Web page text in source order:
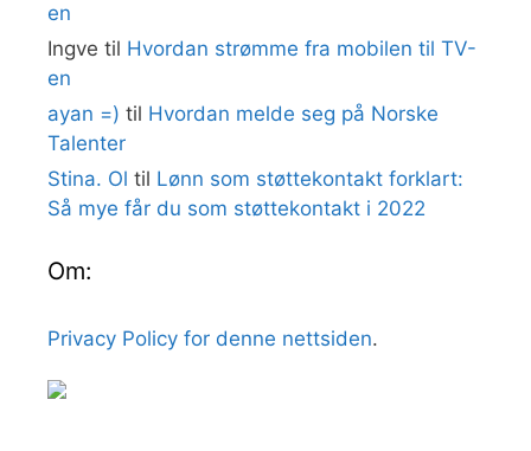
en
Ingve til Hvordan strømme fra mobilen til TV-
en
ayan =) til Hvordan melde seg på Norske
Talenter
Stina. Ol til Lønn som støttekontakt forklart:
Så mye får du som støttekontakt i 2022
Om:
Privacy Policy for denne nettsiden.